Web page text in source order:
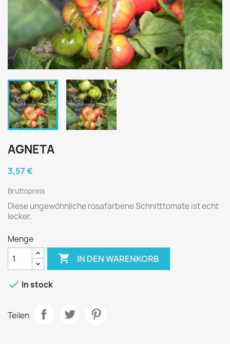
AGNETA
3,57 €
Bruttopreis
Diese ungewöhnliche rosafarbene Schnitttomate ist echt
lecker.
Menge
 IN DEN WARENKORB
 In stock
Teilen